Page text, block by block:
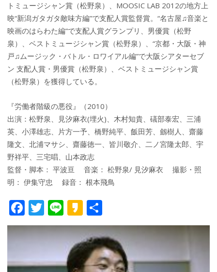
トミュージシャン賞（松野泉）、MOOSIC LAB 2012の地方上
映“新潟ガタガタ敵味方編”で支配人賞監督賞。“名古屋♫音楽と
映画のはらわた編”で支配人賞グランプリ、男優賞（松野
泉）、ベストミュージシャン賞（松野泉）、“京都・大阪・神
戸♫ムージック・バトル・ロワイアル編”で大阪シアターセブ
ン 支配人賞・男優賞（松野泉）、ベストミュージシャン賞
（松野泉）を獲得している。
『労働者階級の悪役』（2010）
出演：松野泉、見汐麻衣(埋火)、木村知貴、礒部泰宏、三浦
英、小澤雄志、片方一予、橋野純平、飯田芳、劔樹人、齋藤
隆文、北浦マサシ、齋藤徳一、皆川敬介、二ノ宮隆太郎、宇
野祥平、三宅唱、山本政志
監督・脚本： 平波亘 音楽： 松野泉/ 見汐麻衣 撮影・照
明： 伊集守忠 録音： 根本飛鳥
F
ac
e
b
T
w
itt
er
Li
n
e
K
a
k
a
有